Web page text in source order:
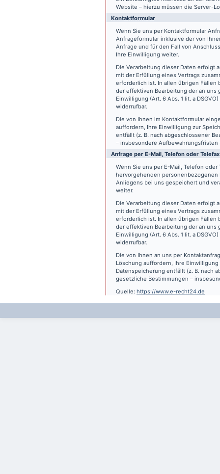
Website – hierzu müssen die Server-
Kontaktformular
Wenn Sie uns per Kontaktformular
Anfrageformular inklusive der von
Anfrage und für den Fall von
Ihre Einwilligung weiter.
Die Verarbeitung dieser Daten erfolgt
mit der Erfüllung eines Vertrags
erforderlich ist. In allen übrigen Fällen
der effektiven Bearbeitung der an uns
Einwilligung (Art. 6 Abs. 1 lit. a
widerrufbar.
Die von Ihnen im Kontaktformular
auffordern, Ihre Einwilligung zur
entfällt (z. B. nach abgeschlossener
– insbesondere
Anfrage per E-Mail, Telefon oder Telefax
Wenn Sie uns per E-Mail, Telefon
hervorgehenden personenbezogenen
Anliegens bei uns gespeichert und
weiter.
Die Verarbeitung dieser Daten erfolgt
mit der Erfüllung eines Vertrags
erforderlich ist. In allen übrigen Fällen
der effektiven Bearbeitung der an uns
Einwilligung (Art. 6 Abs. 1 lit. a
widerrufbar.
Die von Ihnen an uns per
Löschung auffordern, Ihre
Datenspeicherung entfällt (z. B. nach
gesetzliche Bestimmungen –
Quelle: https://www.e-recht24.de